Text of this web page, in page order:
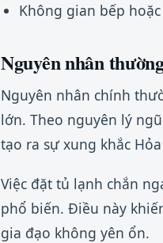
Không gian bếp
Nguyên nhân
Nguyên nhân chính
lớn. Theo nguyên lý
tạo ra sự xung khắc
Việc đặt tủ lạnh chắn
phổ biến. Điều này
gia đạo không yên ổn.